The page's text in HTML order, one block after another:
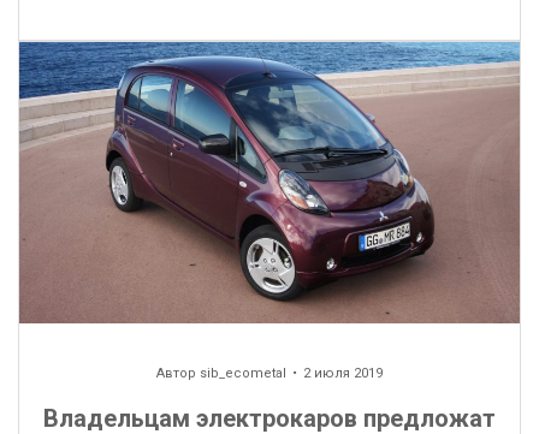
Автор sib_ecometal 2 июля 2019
Владельцам электрокаров предложат